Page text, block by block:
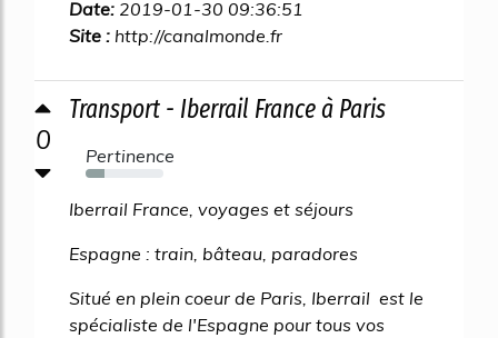
Date: 2019-01-30 09:36:51
Site : http://canalmonde.fr
0
Transport - Iberrail France à Paris
Pertinence
24%
Iberrail France, voyages et séjours
Espagne : train, bâteau, paradores
Situé en plein coeur de Paris, Iberrail est le
spécialiste de l'Espagne pour tous vos